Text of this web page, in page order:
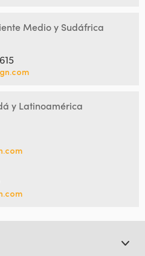
Medio y Sudáfrica
y Latinoamérica